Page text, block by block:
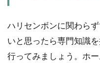
ハリセンボンに関わら
いと思ったら専門知識
行ってみましょう。ホ